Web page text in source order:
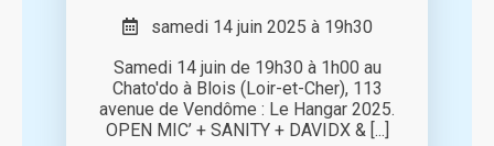
samedi 14 juin 2025 à 19h30
Samedi 14 juin de 19h30 à 1h00 au
Chato'do à Blois (Loir-et-Cher), 113
avenue de Vendôme : Le Hangar 2025.
OPEN MIC’ + SANITY + DAVIDX & [...]